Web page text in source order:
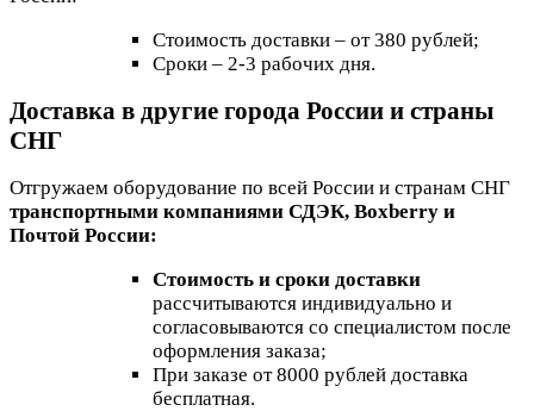
Стоимость доставки – от 380 рублей;
Сроки – 2-3 рабочих дня.
Доставка в другие города России и страны
СНГ
Отгружаем оборудование по всей России и странам СНГ
транспортными компаниями СДЭК, Boxberry и
Почтой России:
Стоимость и сроки доставки
рассчитываются индивидуально и
согласовываются со специалистом после
оформления заказа;
При заказе от 8000 рублей доставка
бесплатная.